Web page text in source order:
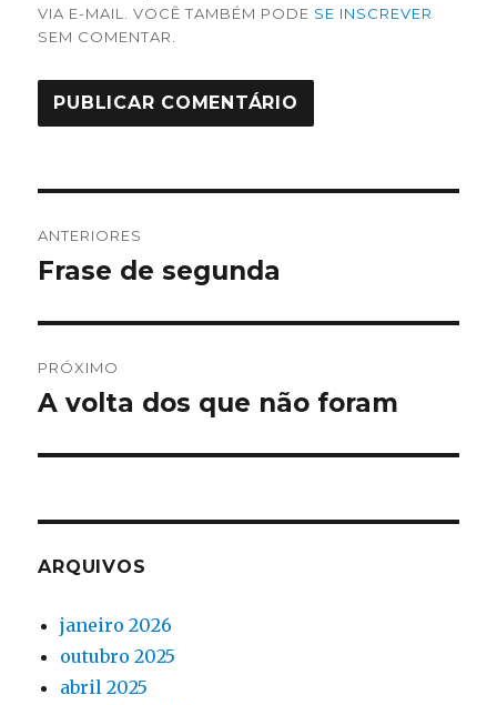
VIA E-MAIL. VOCÊ TAMBÉM PODE SE INSCREVER
SEM COMENTAR.
de
ANTERIORES
Post
Frase de segunda
PRÓXIMO
Próximo
A volta dos que não foram
ARQUIVOS
janeiro 2026
outubro 2025
abril 2025